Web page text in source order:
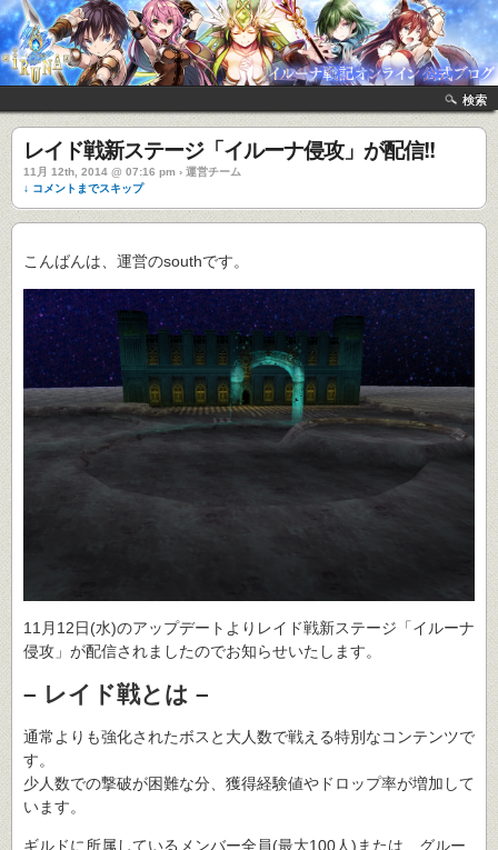
検索
レイド戦新ステージ「イルーナ侵攻」が配信!!
11月 12th, 2014 @ 07:16 pm › 運営チーム
↓ コメントまでスキップ
こんばんは、運営のsouthです。
11月12日(水)のアップデートよりレイド戦新ステージ「イルーナ
侵攻」が配信されましたのでお知らせいたします。
– レイド戦とは –
通常よりも強化されたボスと大人数で戦える特別なコンテンツで
す。
少人数での撃破が困難な分、獲得経験値やドロップ率が増加して
います。
ギルドに所属しているメンバー全員(最大100人)または、グルー